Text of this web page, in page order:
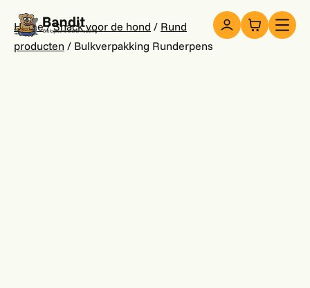
Snacks
Over ons
Home/Snack voor de hond / Rund
producten / Bulkverpakking Runderpens